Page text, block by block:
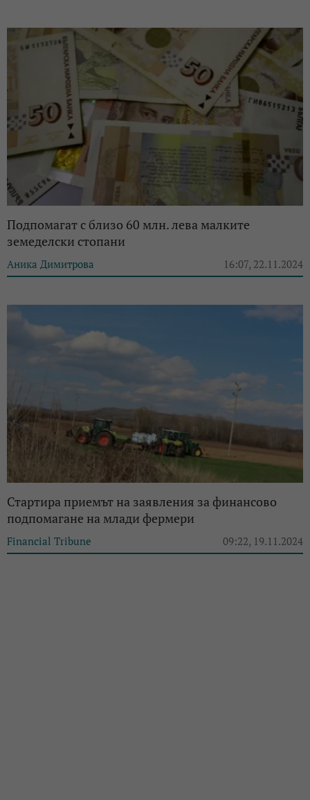
Подпомагат с близо 60 млн. лева малките
земеделски стопани
Аника Димитрова 16:07, 22.11.2024
Стартира приемът на заявления за финансово
подпомагане на млади фермери
Financial Tribune 09:22, 19.11.2024